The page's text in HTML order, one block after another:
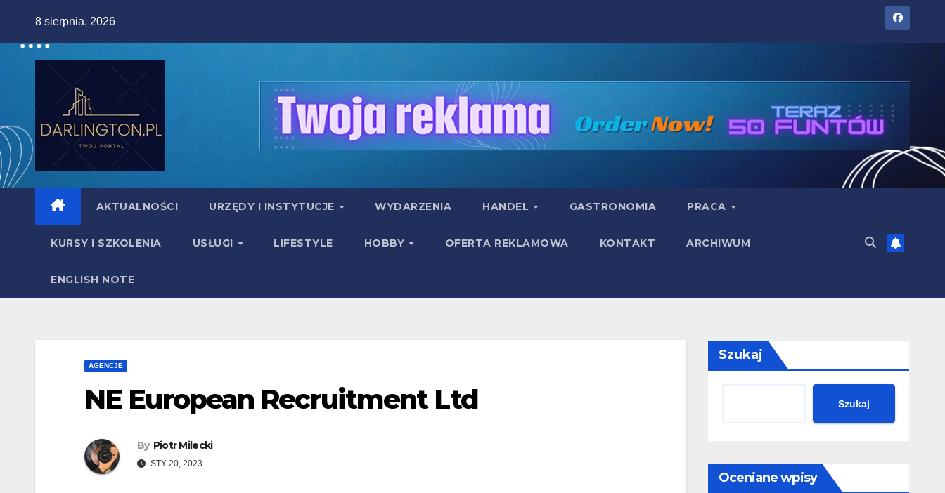
content
8 sierpnia, 2026
AKTUALNOŚCI URZĘDY I INSTYTUCJE WYDARZENIA HANDEL GASTRONOMIA PRACA
KURSY I SZKOLENIA USŁUGI LIFESTYLE HOBBY OFERTA REKLAMOWA KONTAKT ARCHIWUM
ENGLISH NOTE
AGENCJE
NE European Recruitment Ltd
By Piotr Milecki
STY 20, 2023
Szukaj
Szukaj
Oceniane wpisy